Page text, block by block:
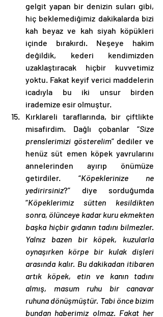
gelgit yapan bir denizin suları gibi,
hiç beklemediğimiz dakikalarda bizi
kah beyaz ve kah siyah köpükleri
içinde bırakırdı. Neşeye hakim
değildik, kederi kendimizden
uzaklaştıracak hiçbir kuvvetimiz
yoktu. Fakat keyif verici maddelerin
icadıyla bu iki unsur birden
irademize esir olmuştur.
Kırklareli taraflarında, bir çiftlikte
misafirdim. Dağlı çobanlar “Size
prenslerimizi gösterelim” dediler ve
henüz süt emen köpek yavrularını
annelerinden ayırıp önümüze
getirdiler. “Köpeklerinize ne
yedirirsiniz?” diye sorduğumda
“Köpeklerimiz sütten kesildikten
sonra, ölünceye kadar kuru ekmekten
başka hiçbir gıdanın tadını bilmezler.
Yalnız bazen bir köpek, kuzularla
oynaşırken körpe bir kulak dişleri
arasında kalır. Bu dakikadan itibaren
artık köpek, etin ve kanın tadını
almış, masum ruhu bir canavar
ruhuna dönüşmüştür. Tabi önce bizim
bundan haberimiz olmaz. Fakat her